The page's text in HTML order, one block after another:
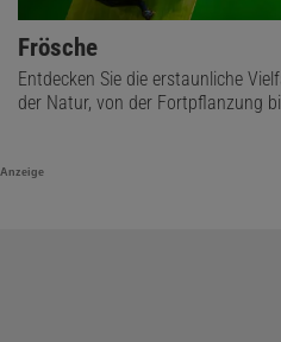
Frösche
Entdecken Sie die erstaunliche
der Natur, von der Fortpflanzung
Anzeige